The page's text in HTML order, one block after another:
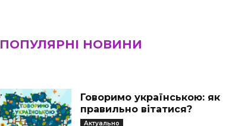
ПОПУЛЯРНІ НОВИНИ
Говоримо українською: як
правильно вітатися?
Актуально